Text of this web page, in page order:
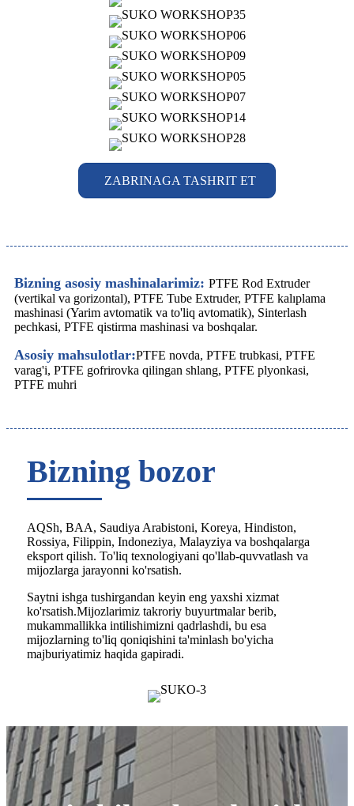
ZABRINAGA TASHRIT ET
Bizning asosiy mashinalarimiz: PTFE Rod Extruder
(vertikal va gorizontal), PTFE Tube Extruder, PTFE kalıplama
mashinasi (Yarim avtomatik va to'liq avtomatik), Sinterlash
pechkasi, PTFE qistirma mashinasi va boshqalar.
Asosiy mahsulotlar:PTFE novda, PTFE trubkasi, PTFE
varag'i, PTFE gofrirovka qilingan shlang, PTFE plyonkasi,
PTFE muhri
Bizning bozor
AQSh, BAA, Saudiya Arabistoni, Koreya, Hindiston,
Rossiya, Filippin, Indoneziya, Malayziya va boshqalarga
eksport qilish. To'liq texnologiyani qo'llab-quvvatlash va
mijozlarga jarayonni ko'rsatish.
Saytni ishga tushirgandan keyin eng yaxshi xizmat
ko'rsatish.Mijozlarimiz takroriy buyurtmalar berib,
mukammallikka intilishimizni qadrlashdi, bu esa
mijozlarning to'liq qoniqishini ta'minlash bo'yicha
majburiyatimiz haqida gapiradi.